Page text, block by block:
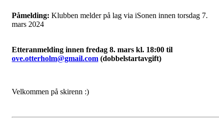
Påmelding: Klubben melder på lag via iSonen innen torsdag 7.
mars 2024
Etteranmelding innen fredag 8. mars kl. 18:00 til
ove.otterholm@gmail.com (dobbelstartavgift)
Velkommen på skirenn :)